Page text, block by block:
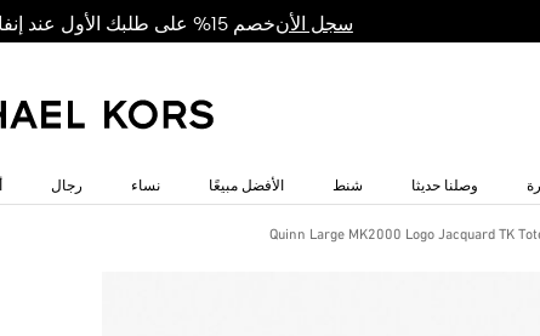
سجل الأنخصم 15% على طلبك الأول عند إنفاق 950 ريال سعودي: MKFIRST
وصلنا حديثا شنط الأفضل مبيعًا نساء رجال
Quinn Large MK2000 Logo Jacquard TK